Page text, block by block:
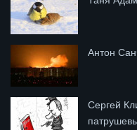
Антон
Сергей